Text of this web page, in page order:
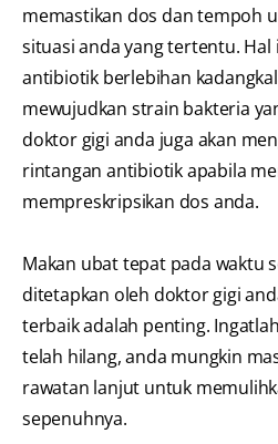
memastikan dos dan tempoh
situasi anda yang tertentu.
antibiotik berlebihan
mewujudkan strain bakteria
doktor gigi anda juga akan
rintangan antibiotik apabila
mempreskripsikan dos anda.
Makan ubat tepat pada waktu
ditetapkan oleh doktor gigi
terbaik adalah penting.
telah hilang, anda mungkin
rawatan lanjut untuk
sepenuhnya.